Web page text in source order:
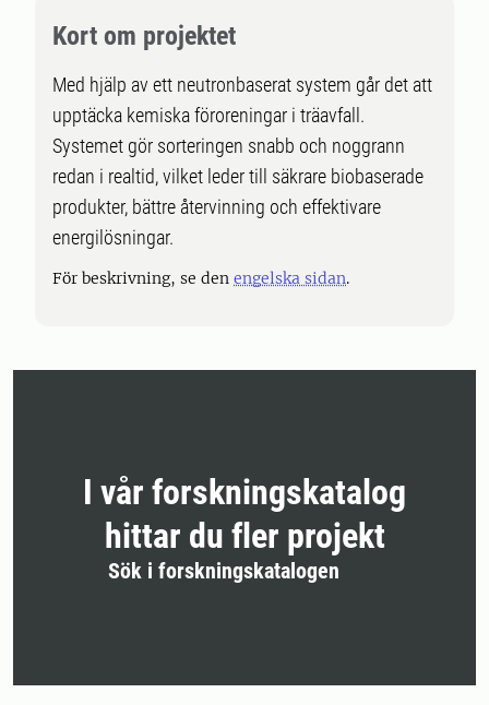
Kort om projektet
Med hjälp av ett neutronbaserat system går det att
upptäcka kemiska föroreningar i träavfall.
Systemet gör sorteringen snabb och noggrann
redan i realtid, vilket leder till säkrare biobaserade
produkter, bättre återvinning och effektivare
energilösningar.
För beskrivning, se den engelska sidan.
I vår forskningskatalog
hittar du fler projekt
Sök i forskningskatalogen